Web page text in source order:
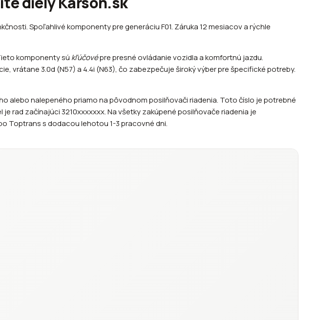
Spoľahlivé komponenty pre generáciu F01. Záruka 12 mesiacov a rýchle
komponenty sú kľúčovépre presné ovládanie vozidla a komfortnú jazdu.
vrátane 3.0d (N57) a 4.4i (N63), čo zabezpečuje široký výber pre špecifické potreby.
alebo nalepeného priamo na pôvodnom posilňovači riadenia. Toto číslo je potrebné
rad začínajúci 3210xxxxxxx. Na všetky zakúpené posilňovače riadenia je
Toptrans s dodacou lehotou 1-3 pracovné dni.